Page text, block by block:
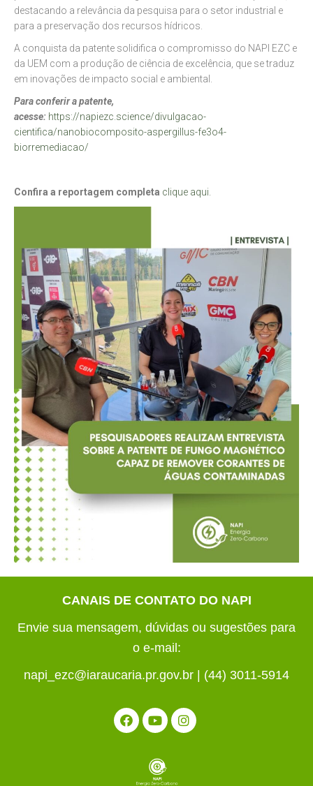
destacando a relevância da pesquisa para o setor industrial e
para a preservação dos recursos hídricos.
A conquista da patente solidifica o compromisso do NAPI EZC e
da UEM com a produção de ciência de excelência, que se traduz
em inovações de impacto social e ambiental.
Para conferir a patente,
acesse: https://napiezc.science/divulgacao-
cientifica/nanobiocomposito-aspergillus-fe3o4-
biorremediacao/
Confira a reportagem completa clique aqui.
CANAIS DE CONTATO DO NAPI
Envie sua mensagem, dúvidas ou sugestões para
o e-mail:
napi_ezc@iaraucaria.pr.gov.br | (44) 3011-5914